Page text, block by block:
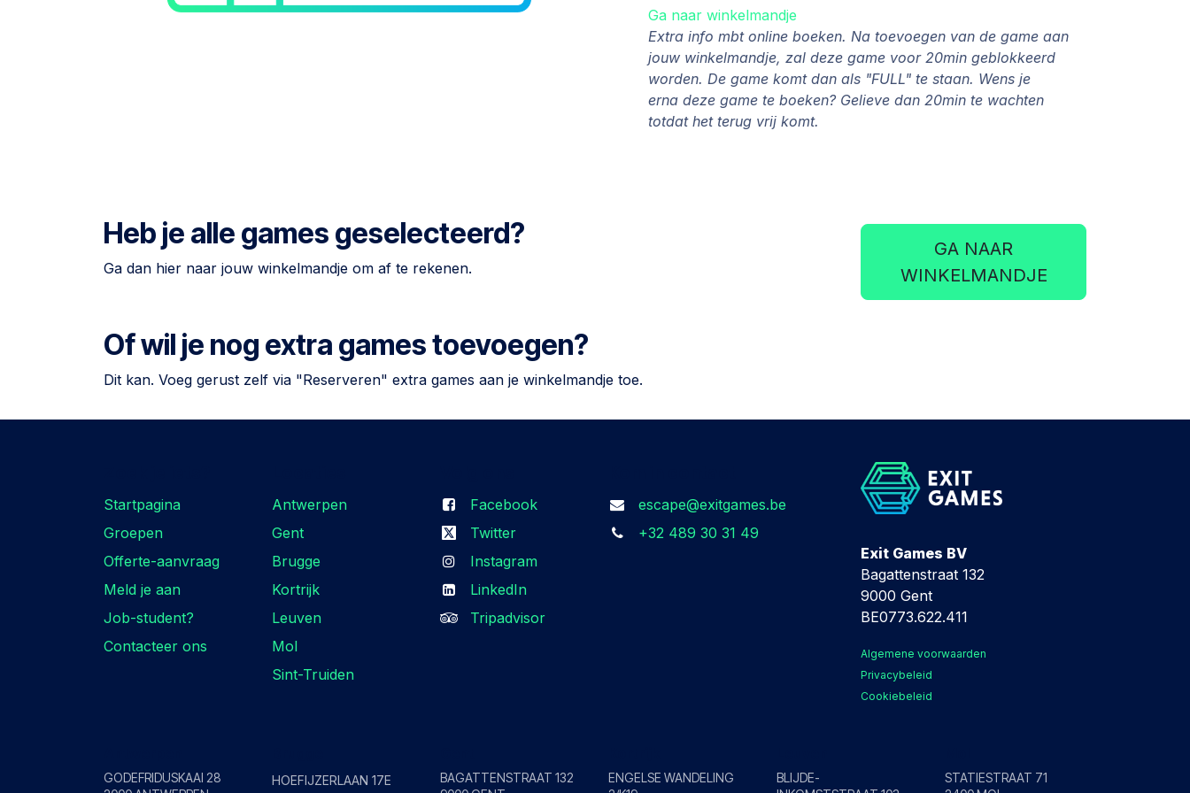
Ga naar winkelmandje
Extra info mbt online boeken. Na toevoegen van de game aan
jouw winkelmandje, zal deze game voor 20min geblokkeerd
worden. De game komt dan als "FULL" te staan. Wens je
erna deze game te boeken? Gelieve dan 20min te wachten
totdat het terug vrij komt.
Heb je alle games geselecteerd?
Ga dan hier naar jouw winkelmandje om af te rekenen.
Of wil je nog extra games toevoegen?
Dit kan. Voeg gerust zelf via "Reserveren" extra games aan je winkelmandje toe.
GA NAAR
WINKELMANDJE
Startpagina
Groepen
Offerte-aanvraag
Meld je aan
Job-student?
Contacteer ons
Antwerpen
Gent
Brugge
Kortrijk
Leuven
Mol
Sint-Truiden
Facebook
Twitter
Instagram
LinkedIn
Tripadvisor
escape@exitgames.be
+32 489 30 31 49
Exit Games BV
Bagattenstraat 132
9000 Gent
BE0773.622.411
Algemene voorwaarden
Privacybeleid
Cookiebeleid
GODEFRIDUSKAAI 28
HOEFIJZERLAAN 17E
BAGATTENSTRAAT 132
ENGELSE WANDELING
BLIJDE-
STATIESTRAAT 71